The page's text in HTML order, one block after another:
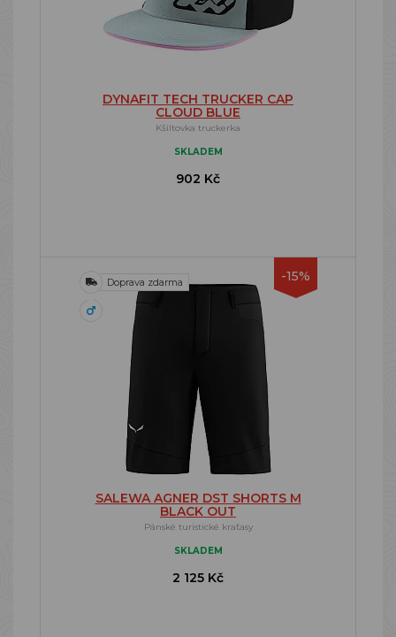
DYNAFIT TECH TRUCKER CAP
CLOUD BLUE
Kšiltovka truckerka
SKLADEM
902 Kč
-15%
Doprava zdarma
SALEWA AGNER DST SHORTS M
BLACK OUT
Pánské turistické kraťasy
SKLADEM
2 125 Kč